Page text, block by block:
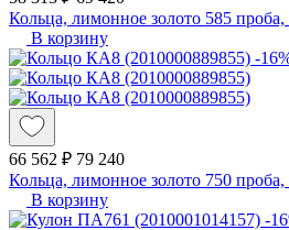
Кольца, лимонное золото 585 проба,
В корзину
-
66 562 ₽ 79 240
Кольца, лимонное золото 750 проба,
В корзину
-